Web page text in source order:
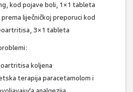
kod pojave boli, 1×1 tableta
liječničkoj preporuci kod
3×1 tableta
koljena
terapija paracetamolom i